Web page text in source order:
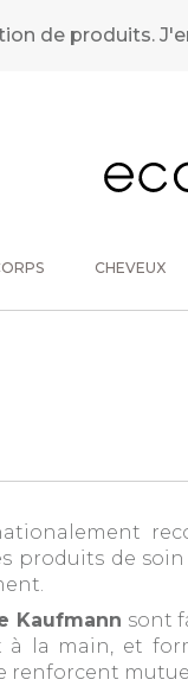
de produits.
CHEVEUX
produits de
Kaufmann sont
à la main, et
renforcent